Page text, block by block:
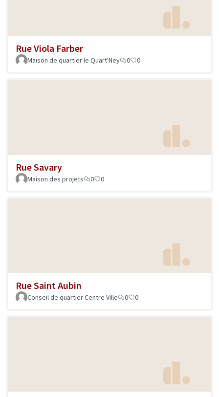
Rue Viola Farber
Maison de quartier le Quart'Ney 0 0
Rue Savary
Maison des projets 0 0
Rue Saint Aubin
Conseil de quartier Centre Ville 0 0